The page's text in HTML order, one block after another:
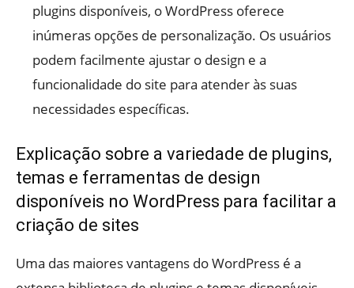
plugins disponíveis, o WordPress oferece
inúmeras opções de personalização. Os usuários
podem facilmente ajustar o design e a
funcionalidade do site para atender às suas
necessidades específicas.
Explicação sobre a variedade de plugins,
temas e ferramentas de design
disponíveis no WordPress para facilitar a
criação de sites
Uma das maiores vantagens do WordPress é a